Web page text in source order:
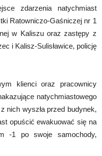
zdarzenia natychmiast
Ratowniczo-Gaśniczej nr 1
w Kaliszu oraz zastępy z
i Kalisz-Sulisławice, policję
klienci oraz pracownicy
natychmiastowego
nich wyszła przed budynek,
opuścić ewakuować się na
-1 po swoje samochody,